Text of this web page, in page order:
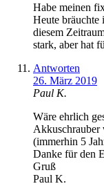
Habe meinen
Heute
diesem
stark, aber hat
Antworten
26. März 2019
Paul K.
Wäre ehrlich
Akkuschrauber
(immerhin 5
Danke für den
Gruß
Paul K.